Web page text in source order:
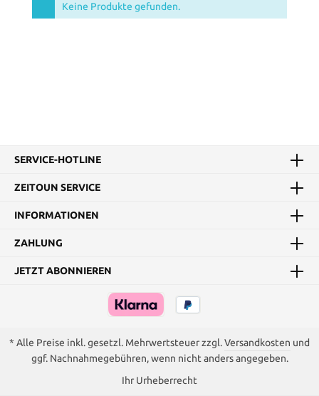
Keine Produkte gefunden.
SERVICE-HOTLINE
ZEITOUN SERVICE
INFORMATIONEN
ZAHLUNG
JETZT ABONNIEREN
* Alle Preise inkl. gesetzl. Mehrwertsteuer zzgl.Versandkosten und
ggf. Nachnahmegebühren, wenn nicht anders angegeben.
Ihr Urheberrecht